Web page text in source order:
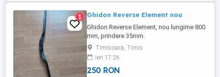
1 Ghidon Reverse Element nou
Ghidon Reverse Element, nou lungime 800
mm, prindere 35mm.
Timisoara, Timis
ieri 17:26
250 RON